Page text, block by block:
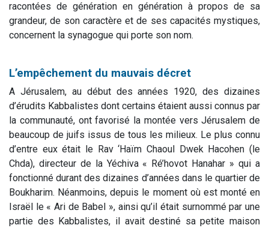
racontées de génération en génération à propos de sa
grandeur, de son caractère et de ses capacités mystiques,
concernent la synagogue qui porte son nom.
L’empêchement du mauvais décret
A Jérusalem, au début des années 1920, des dizaines
d’érudits Kabbalistes dont certains étaient aussi connus par
la communauté, ont favorisé la montée vers Jérusalem de
beaucoup de juifs issus de tous les milieux. Le plus connu
d’entre eux était le Rav ‘Haïm Chaoul Dwek Hacohen (le
Chda), directeur de la Yéchiva « Ré’hovot Hanahar » qui a
fonctionné durant des dizaines d’années dans le quartier de
Boukharim. Néanmoins, depuis le moment où est monté en
Israël le « Ari de Babel », ainsi qu’il était surnommé par une
partie des Kabbalistes, il avait destiné sa petite maison